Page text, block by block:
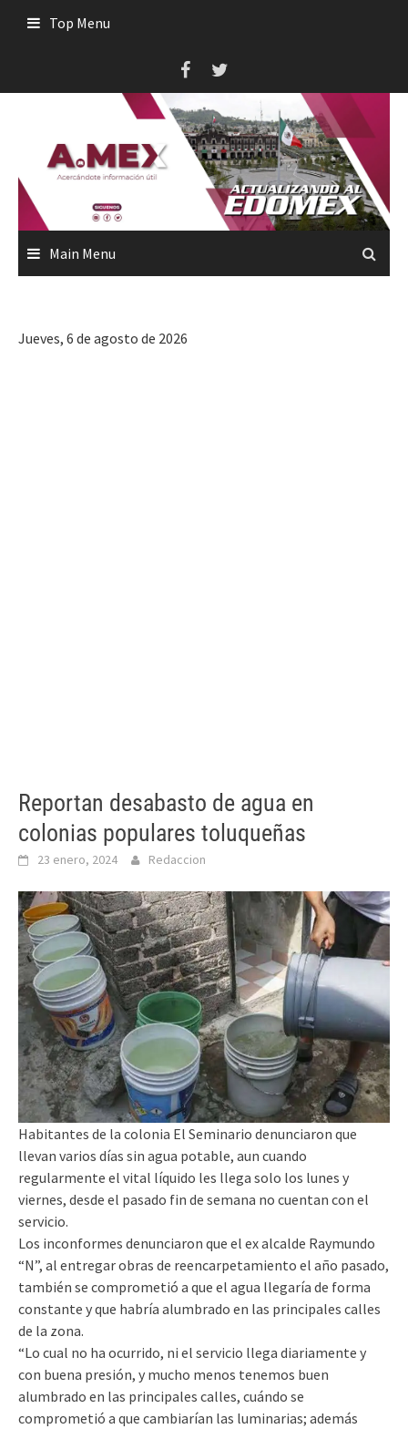
Top Menu
Main Menu
Jueves, 6 de agosto de 2026
Reportan desabasto de agua en
colonias populares toluqueñas
23 enero, 2024 Redaccion
Habitantes de la colonia El Seminario denunciaron que
llevan varios días sin agua potable, aun cuando
regularmente el vital líquido les llega solo los lunes y
viernes, desde el pasado fin de semana no cuentan con el
servicio.
Los inconformes denunciaron que el ex alcalde Raymundo
“N”, al entregar obras de reencarpetamiento el año pasado,
también se comprometió a que el agua llegaría de forma
constante y que habría alumbrado en las principales calles
de la zona.
“Lo cual no ha ocurrido, ni el servicio llega diariamente y
con buena presión, y mucho menos tenemos buen
alumbrado en las principales calles, cuándo se
comprometió a que cambiarían las luminarias; además